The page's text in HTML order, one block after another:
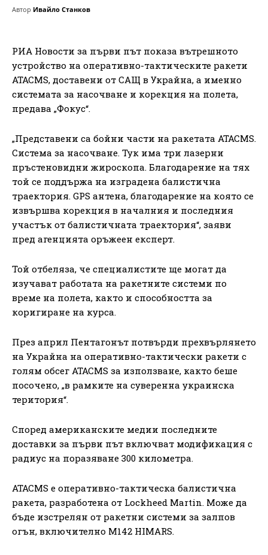
Автор Ивайло Станков
РИА Новости за първи път показа вътрешното
устройство на оперативно-тактическите ракети
ATACMS, доставени от САЩ в Украйна, а именно
системата за насочване и корекция на полета,
предава „Фокус“.
„Представени са бойни части на ракетата ATACMS.
Система за насочване. Тук има три лазерни
пръстеновидни жироскопа. Благодарение на тях
той се поддържа на изградена балистична
траектория. GPS антена, благодарение на която се
извършва корекция в началния и последния
участък от балистичната траектория“, заяви
пред агенцията оръжеен експерт.
Той отбеляза, че специалистите ще могат да
изучават работата на ракетните системи по
време на полета, както и способността за
коригиране на курса.
През април Пентагонът потвърди прехвърлянето
на Украйна на оперативно-тактически ракети с
голям обсег ATACMS за използване, както беше
посочено, „в рамките на суверенна украинска
територия“.
Според американските медии последните
доставки за първи път включват модификация с
радиус на поразяване 300 километра.
ATACMS е оперативно-тактическа балистична
ракета, разработена от Lockheed Martin. Може да
бъде изстрелян от ракетни системи за залпов
огън, включително M142 HIMARS.